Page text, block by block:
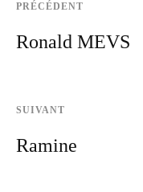
PRÉCÉDENT
Ronald MEVS
SUIVANT
Ramine